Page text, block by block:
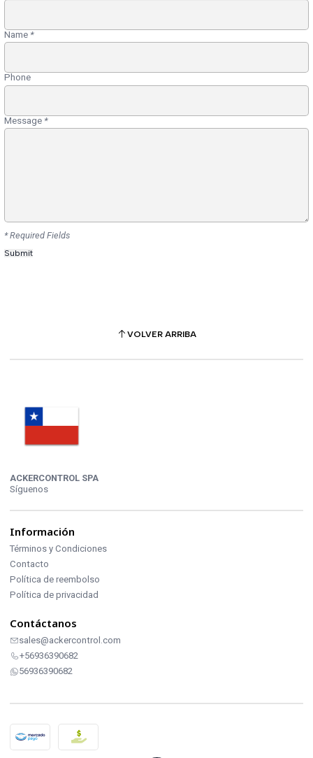
Name *
Phone
Message *
* Required Fields
VOLVER ARRIBA
ACKERCONTROL SPA
Síguenos
Información
Términos y Condiciones
Contacto
Política de reembolso
Política de privacidad
Contáctanos
sales@ackercontrol.com
+56936390682
56936390682